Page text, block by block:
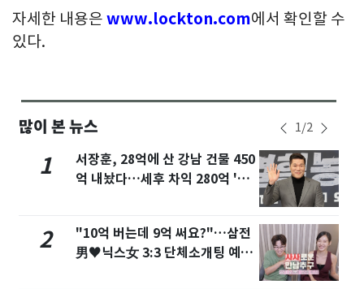
자세한 내용은 www.lockton.com에서 확인할 수
있다.
많이 본 뉴스 1/2
1
서장훈, 28억에 산 강남 건물 450
억 내놨다…세후 차익 280억 '잭
2
"10억 버는데 9억 써요?"…삼전
男♥닉스女 3:3 단체소개팅 예능